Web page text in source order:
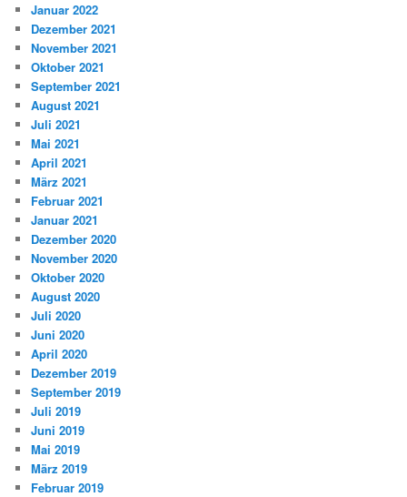
Januar 2022
Dezember 2021
November 2021
Oktober 2021
September 2021
August 2021
Juli 2021
Mai 2021
April 2021
März 2021
Februar 2021
Januar 2021
Dezember 2020
November 2020
Oktober 2020
August 2020
Juli 2020
Juni 2020
April 2020
Dezember 2019
September 2019
Juli 2019
Juni 2019
Mai 2019
März 2019
Februar 2019